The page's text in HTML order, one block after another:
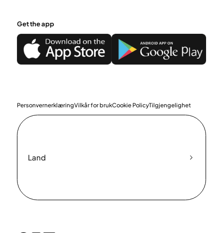
Get the app
PersonvernerklæringVilkår for brukCookie PolicyTilgjengelighet
Land